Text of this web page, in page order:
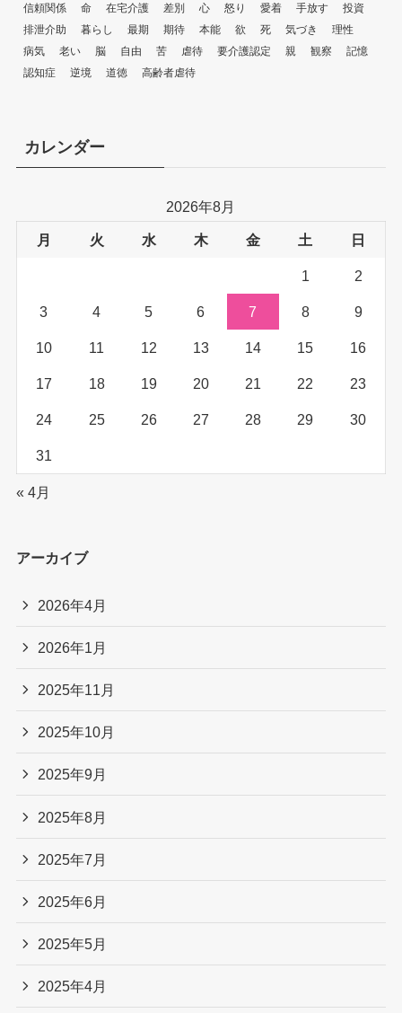
信頼関係
命 在宅介護 差別 心 怒り 愛着 手放す
投資
排泄介助
暮らし 最期 期待 本能 欲 死 気づき
理性
病気
老い 脳 自由 苦 虐待 要介護認定 親 観察
記憶
認知症
逆境 道徳 高齢者虐待
カレンダー
2026年8月
月 火 水 木 金 土 日
1 2
3 4 5 6 7 8 9
10 11 12 13 14 15 16
17 18 19 20 21 22 23
24 25 26 27 28 29 30
31
« 4月
アーカイブ
2026年4月
2026年1月
2025年11月
2025年10月
2025年9月
2025年8月
2025年7月
2025年6月
2025年5月
2025年4月